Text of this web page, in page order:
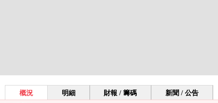
概況 明細 財報 / 籌碼 新聞 / 公告